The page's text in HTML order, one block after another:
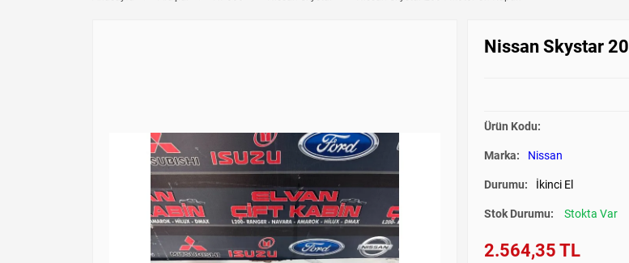
Nissan Skystar
Ürün Kodu:
Marka: Nissan
Durumu: İkinci El
Stok Durumu: Stokta Var
2.564,35 TL